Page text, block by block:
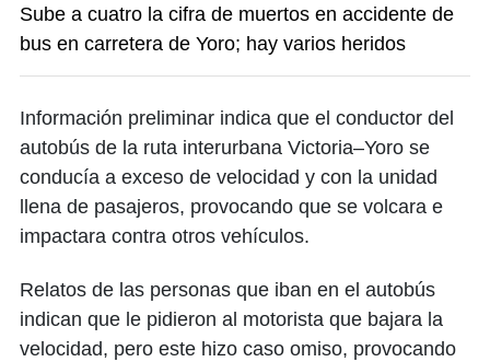
Sube a cuatro la cifra de muertos en accidente de
bus en carretera de Yoro; hay varios heridos
Información preliminar indica que el conductor del
autobús de la ruta interurbana Victoria–Yoro se
conducía a exceso de velocidad y con la unidad
llena de pasajeros, provocando que se volcara e
impactara contra otros vehículos.
Relatos de las personas que iban en el autobús
indican que le pidieron al motorista que bajara la
velocidad, pero este hizo caso omiso, provocando